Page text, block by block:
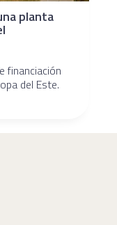
planta
financiación
del Este.